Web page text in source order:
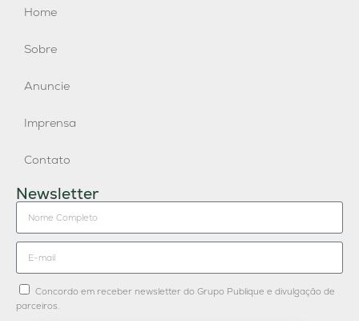
Home
Sobre
Anuncie
Imprensa
Contato
Newsletter
Concordo em receber newsletter do Grupo Publique e divulgação de
parceiros.